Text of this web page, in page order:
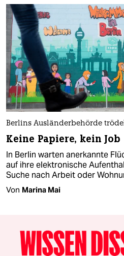
Berlins Ausländerbehörde
Keine Papiere, kein Job
In Berlin warten anerkannte
auf ihre elektronische
Suche nach Arbeit oder
Von Marina Mai